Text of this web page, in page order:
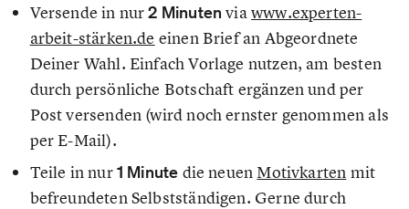
Versende in nur2 Minuten viawww.experten-
arbeit-stärken.de einen Brief an Abgeordnete
Deiner Wahl. Einfach Vorlage nutzen, am besten
durch persönliche Botschaft ergänzen und per
Post versenden (wird noch ernster genommen als
per E-Mail).
Teile in nur1 Minute die neuen Motivkarten mit
befreundeten Selbstständigen. Gerne durch